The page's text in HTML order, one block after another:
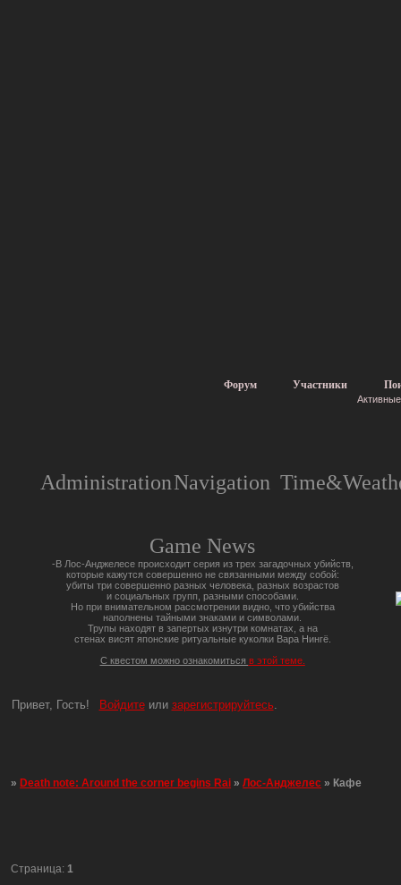
Форум Участники
AdministrationNavigation
Game News
-В Лос-Анджелесе происходит серия из трех загадочных убийств,
которые кажутся совершенно не связанными между собой:
убиты три совершенно разных человека, разных возрастов
и социальных групп, разными способами.
Но при внимательном рассмотрении видно, что убийства
наполнены тайными знаками и символами.
Трупы находят в запертых изнутри комнатах, а на
стенах висят японские ритуальные куколки Вара Нингё.
С квестом можно ознакомиться в этой теме.
Привет, Гость! Войдитеили зарегистрируйтесь.
»Death note: Around the corner begins Rai »Лос-Анджелес » Кафе
Страница: 1